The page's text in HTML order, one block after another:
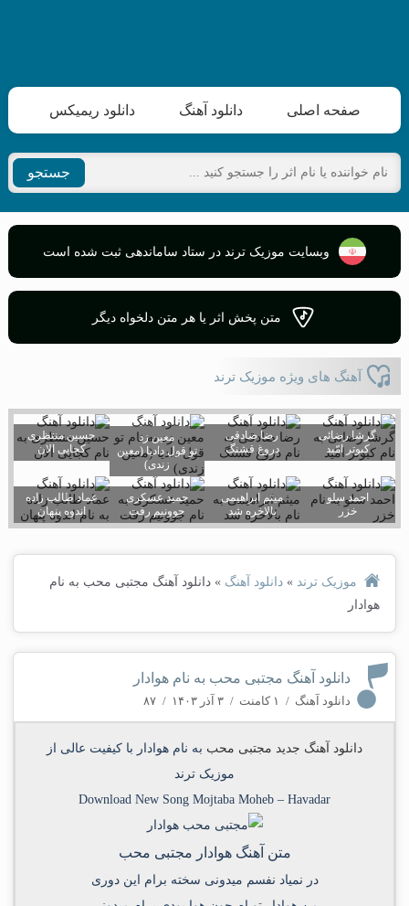
صفحه اصلی دانلود آهنگ دانلود ریمیکس
جستجو
وبسایت موزیک ترند در ستاد ساماندهی ثبت شده است
متن پخش اثر یا هر متن دلخواه دیگر
آهنگ های ویژه موزیک ترند
گرشا رضائی
کبوتر امّید
رضا صادقی
دروغ قشنگ
معین زد
تو قول دادیا (معین
زندی)
حسین منتظری
کجایی الان
احمد سلو
خزر
میثم ابراهیمی
بالاخره شد
حمید عسکری
جوونیم رفت
عماد طالب زاده
اندوه پنهان
موزیک ترند » دانلود آهنگ » دانلود آهنگ مجتبی محب به نام
هوادار
دانلود آهنگ مجتبی محب به نام هوادار
دانلود آهنگ / ۱ کامنت / ۳ آذر ۱۴۰۳ / ۸۷
دانلود آهنگ جدید مجتبی محب به نام هوادار با کیفیت عالی از
موزیک ترند
Download New Song Mojtaba Moheb – Havadar
متن آهنگ هوادار مجتبی محب
در نمیاد نفسم میدونی سخته برام این دوری